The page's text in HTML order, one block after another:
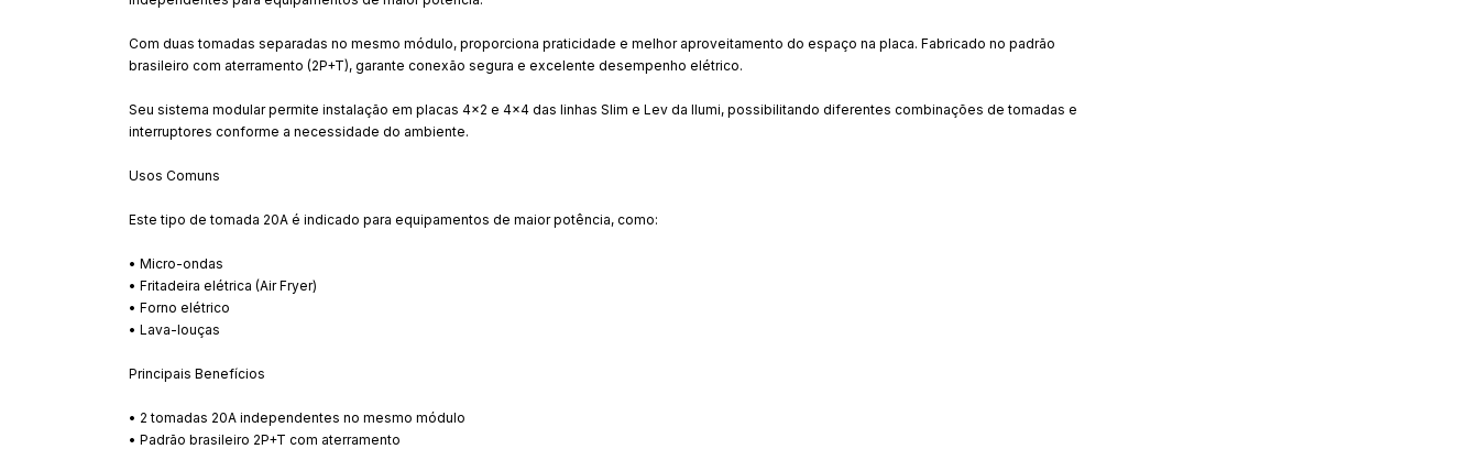
Com duas tomadas separadas no mesmo módulo, proporciona praticidade e melhor aproveitamento do espaço na placa. Fabricado no padrão
brasileiro com aterramento (2P+T), garante conexão segura e excelente desempenho elétrico.
Seu sistema modular permite instalação em placas 4x2 e 4x4 das linhas Slim e Lev da Ilumi, possibilitando diferentes combinações de tomadas e
interruptores conforme a necessidade do ambiente.
Usos Comuns
Este tipo de tomada 20A é indicado para equipamentos de maior potência, como:
• Micro-ondas
• Fritadeira elétrica (Air Fryer)
• Forno elétrico
• Lava-louças
Principais Benefícios
• 2 tomadas 20A independentes no mesmo módulo
• Padrão brasileiro 2P+T com aterramento